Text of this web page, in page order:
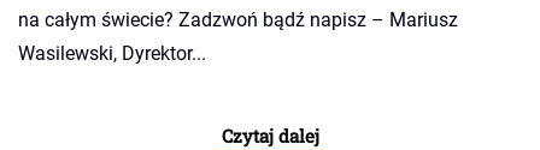
na całym świecie? Zadzwoń bądź napisz – Mariusz
Wasilewski, Dyrektor...
Czytaj dalej